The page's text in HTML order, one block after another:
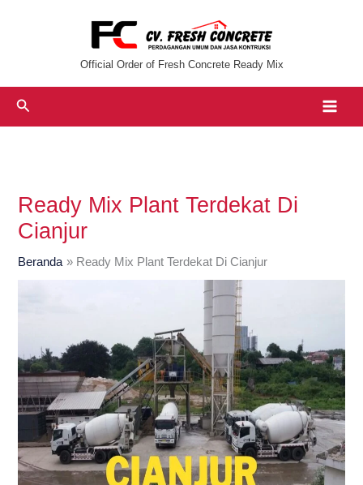
Official Order of Fresh Concrete Ready Mix
Cari
Ready Mix Plant Terdekat Di
Cianjur
Beranda Ready Mix Plant Terdekat Di Cianjur